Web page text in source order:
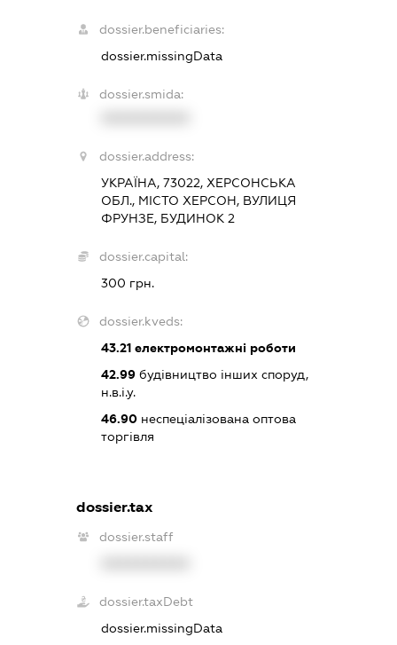
dossier.beneficiaries:
dossier.missingData
dossier.smida:
dossier.address:
УКРАЇНА, 73022, ХЕРСОНСЬКА
ОБЛ., МІСТО ХЕРСОН, ВУЛИЦЯ
ФРУНЗЕ, БУДИНОК 2
dossier.capital:
300 грн.
dossier.kveds:
43.21електромонтажні роботи
42.99будівництво інших споруд,
н.в.і.у.
46.90неспеціалізована оптова
торгівля
dossier.tax
dossier.staff
dossier.taxDebt
dossier.missingData